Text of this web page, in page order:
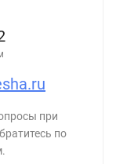
при
по